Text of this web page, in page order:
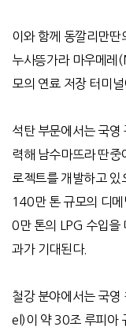
이와 함께 동깔리만딴
누사뜽가라 마우메레
모의 연료 저장 터미
석탄 부문에서는 국영
력해 남수마뜨라 딴중
로젝트를 개발하고 있
140만 톤 규모의 디
0만 톤의 LPG 수입을
과가 기대된다.
철강 분야에서는 국영
el)이 약30조 루피아